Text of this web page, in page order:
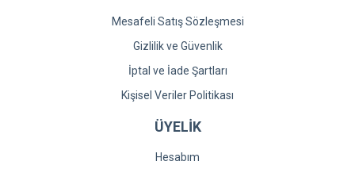
Mesafeli Satış Sözleşmesi
Gizlilik ve Güvenlik
İptal ve İade Şartları
Kişisel Veriler Politikası
ÜYELİK
Hesabım